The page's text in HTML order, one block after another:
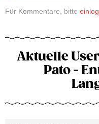
Für Kommentare, bitte
Aktuelle
Pato -